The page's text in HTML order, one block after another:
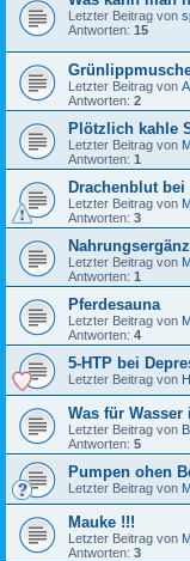
Letzter Beitrag von
Antworten: 15
Letzter Beitrag von
Antworten: 2
Plötzlich kahle
Letzter Beitrag von
Antworten: 1
Drachenblut
Letzter Beitrag von
Antworten: 3
Letzter Beitrag von
Antworten: 1
Pferdesauna
Letzter Beitrag von
Antworten: 4
5-HTP bei
Letzter Beitrag von
Was für Wasser
Letzter Beitrag von
Antworten: 5
Pumpen ohen
Letzter Beitrag von
Mauke !!!
Letzter Beitrag von
Antworten: 3